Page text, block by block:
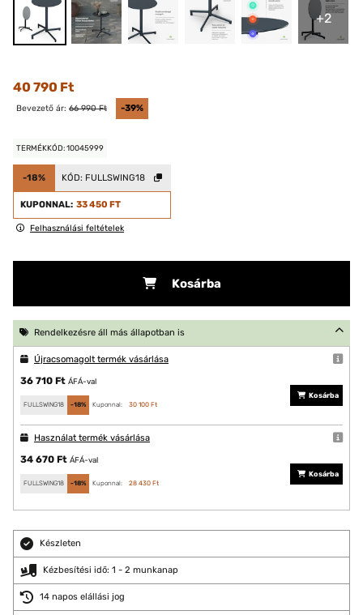
+2
40 790 Ft
Bevezető ár: 66 990 Ft -39%
TERMÉKKÓD: 10045999
-18% KÓD: FULLSWING18
KUPONNAL: 33 450 FT
Felhasználási feltételek
Kosárba
Rendelkezésre áll más állapotban is
Újracsomagolt termék vásárlása
36 710 Ft ÁFÁ-val
FULLSWING18 -18% Kuponnal: 30 100 Ft
Kosárba
Használat termék vásárlása
34 670 Ft ÁFÁ-val
FULLSWING18 -18% Kuponnal: 28 430 Ft
Kosárba
Készleten
Kézbesítési idő: 1 - 2 munkanap
14 napos elállási jog